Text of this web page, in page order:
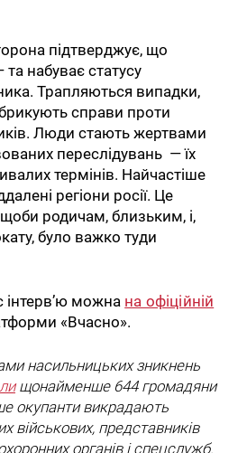
підтверджує, що
набуває статусу
Трапляються випадки,
справи проти
Люди стають жертвами
переслідувань — їх
термінів. Найчастіше
регіони росії. Це
родичам, близьким, і,
було важко туди
інтерв’ю можна на офіційній
«Вчасно».
насильницьких зникнень
щонайменше 644 громадяни
окупанти викрадають
військових, представників
органів і спецслужб.